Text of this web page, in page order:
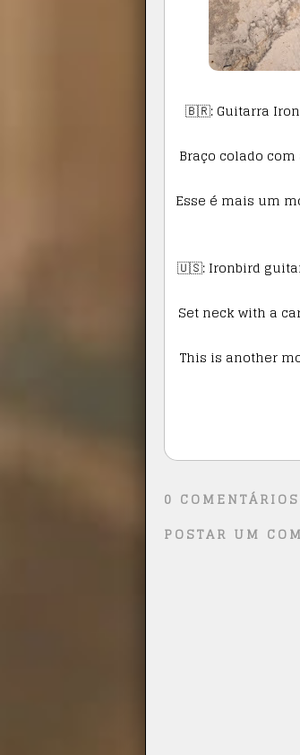
🇧🇷: Guitarra
Braço colado
Esse é mais um
🇺🇸: Ironbird
Set neck with a
This is another
0
POSTAR UM